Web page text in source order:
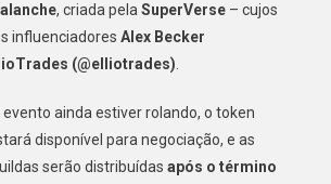
, criada pelaSuperVerse– cujos
influenciadores Alex Becker
(@elliotrades).
ainda estiver rolando, o token
disponível para negociação, e as
serão distribuídas após o término